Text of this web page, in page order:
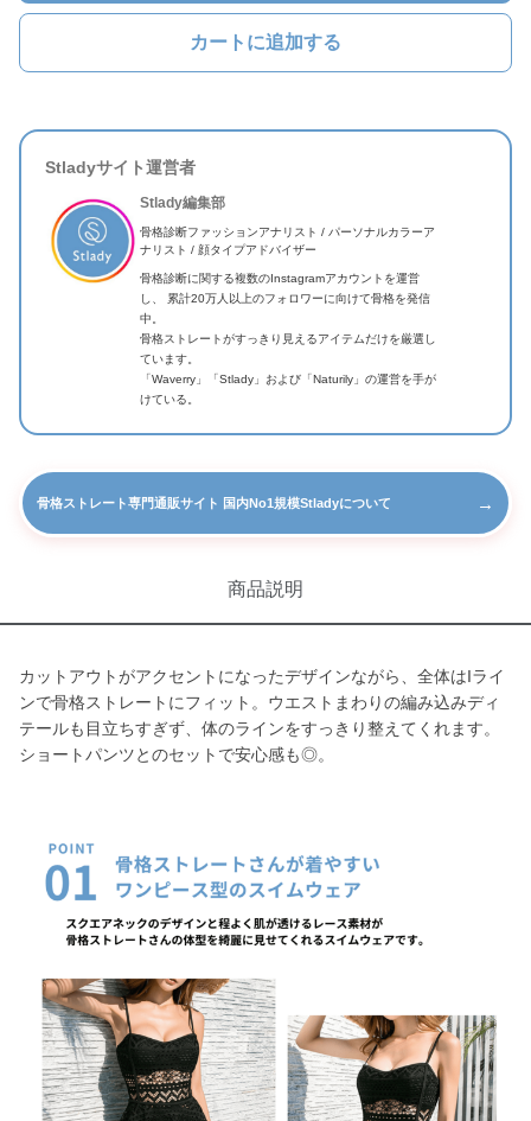
カートに追加する
Stladyサイト運営者
Stlady編集部
骨格診断ファッションアナリスト / パーソナルカラーア
ナリスト / 顔タイプアドバイザー
骨格診断に関する複数のInstagramアカウントを運営
し、 累計20万人以上のフォロワーに向けて骨格を発信
中。
骨格ストレートがすっきり見えるアイテムだけを厳選し
ています。
「Waverry」「Stlady」および「Naturily」の運営を手が
けている。
骨格ストレート専門通販サイト 国内No1規模Stladyについて →
商品説明
カットアウトがアクセントになったデザインながら、全体はIライ
ンで骨格ストレートにフィット。ウエストまわりの編み込みディ
テールも目立ちすぎず、体のラインをすっきり整えてくれます。
ショートパンツとのセットで安心感も◎。